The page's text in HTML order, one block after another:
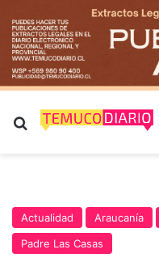
Buscar por
Actualidad Araucanía
Padre Las Casas